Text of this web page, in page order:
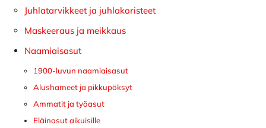
Juhlatarvikkeet ja juhlakoristeet
Maskeeraus ja meikkaus
Naamiaisasut
1900-luvun naamiaisasut
Alushameet ja pikkupöksyt
Ammatit ja työasut
Eläinasut aikuisille